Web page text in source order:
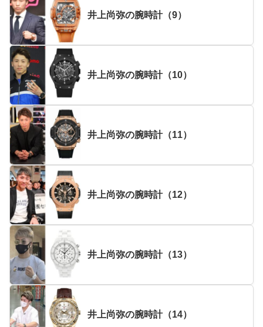
井上尚弥の腕時計（9）
井上尚弥の腕時計（10）
井上尚弥の腕時計（11）
井上尚弥の腕時計（12）
井上尚弥の腕時計（13）
井上尚弥の腕時計（14）